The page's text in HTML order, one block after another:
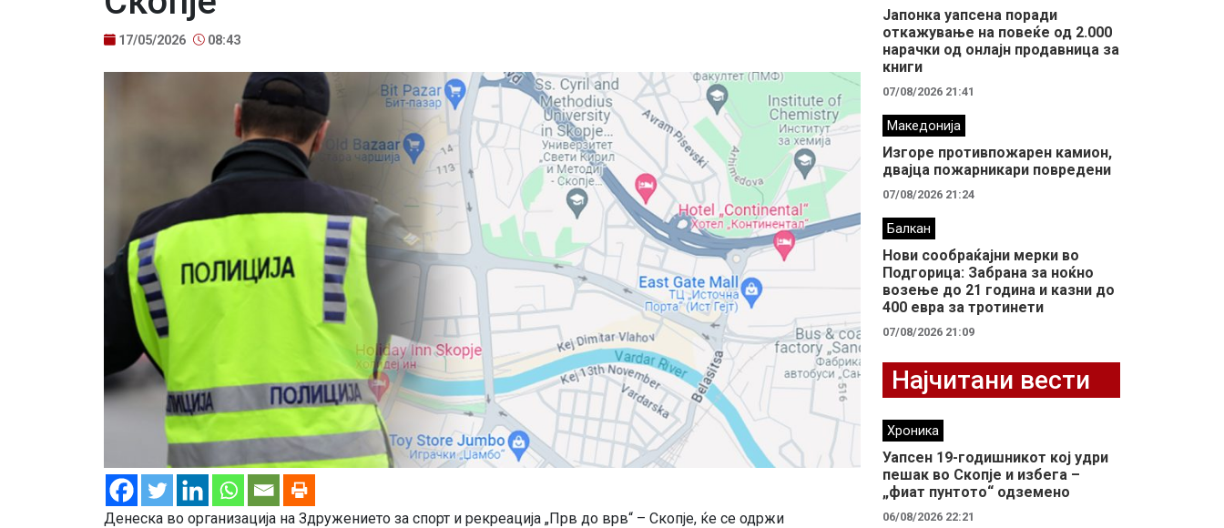
17/05/2026 08:43
Денеска во организација на Здружението за спорт и рекреација „Прв до врв“ – Скопје, ќе се одржи
Јапонка уапсена поради
откажување на повеќе од 2.000
нарачки од онлајн продавница за
книги
07/08/2026 21:41
Македонија
Изгоре противпожарен камион,
двајца пожарникари повредени
07/08/2026 21:24
Балкан
Нови сообраќајни мерки во
Подгорица: Забрана за ноќно
возење до 21 година и казни до
400 евра за тротинети
07/08/2026 21:09
Најчитани вести
Хроника
Уапсен 19-годишникот кој удри
пешак во Скопје и избега –
„фиат пунтото“ одземено
06/08/2026 22:21